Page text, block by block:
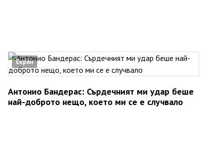
Екран
Антонио Бандерас: Сърдечният ми удар беше
най-доброто нещо, което ми се е случвало